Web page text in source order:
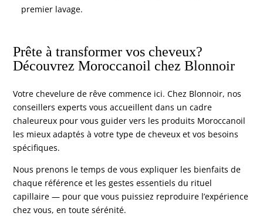
premier lavage.
Prête à transformer vos cheveux?
Découvrez Moroccanoil chez Blonnoir
Votre chevelure de rêve commence ici. Chez Blonnoir, nos
conseillers experts vous accueillent dans un cadre
chaleureux pour vous guider vers les produits Moroccanoil
les mieux adaptés à votre type de cheveux et vos besoins
spécifiques.
Nous prenons le temps de vous expliquer les bienfaits de
chaque référence et les gestes essentiels du rituel
capillaire — pour que vous puissiez reproduire l’expérience
chez vous, en toute sérénité.